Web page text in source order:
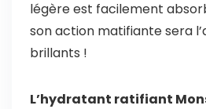
légère est facilement
son action matifiante sera
brillants !
L’hydratant ratifiant